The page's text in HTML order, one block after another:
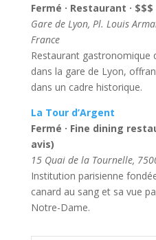
Fermé · Restaurant · $$$
Gare de Lyon, Pl. Louis
France
Restaurant gastronomique
dans la gare de Lyon,
dans un cadre historique.
La Tour d’Argent
Fermé · Fine dining
avis)
15 Quai de la Tournelle,
Institution parisienne
canard au sang et sa vue
Notre-Dame.